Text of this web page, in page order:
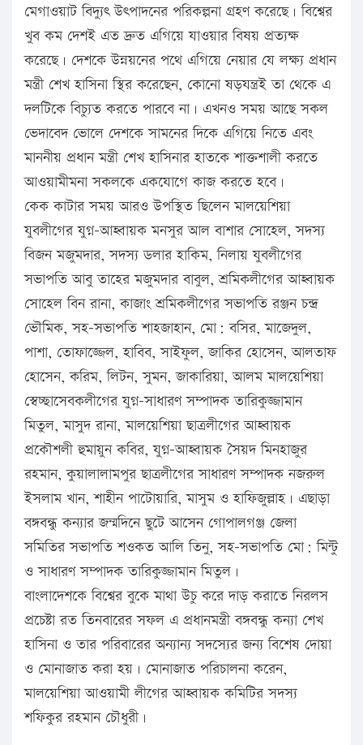
মেগাওয়াট বিদ্যুৎ উৎপাদনের পরিকল্পনা গ্রহণ করেছে। বিশ্বের
খুব কম দেশই এত দ্রুত এগিয়ে যাওয়ার বিষয় প্রত্যক্ষ
করেছে। দেশকে উন্নয়নের পথে এগিয়ে নেয়ার যে লক্ষ্য প্রধান
মন্ত্রী শেখ হাসিনা স্থির করেছেন, কোনো ষড়যন্ত্রই তা থেকে এ
দলটিকে বিচ্যুত করতে পারবে না। এখনও সময় আছে সকল
ভেদাবেদ ভোলে দেশকে সামনের দিকে এগিয়ে নিতে এবং
মাননীয় প্রধান মন্ত্রী শেখ হাসিনার হাতকে শাক্তশালী করতে
আওয়ামীমনা সকলকে একযোগে কাজ করতে হবে।
কেক কাটার সময় আরও উপস্থিত ছিলেন মালয়েশিয়া
যুবলীগের যুগ্ন-আহ্বায়ক মনসুর আল বাশার সোহেল, সদস্য
বিজন মজুমদার, সদস্য ডলার হাকিম, নিলায় যুবলীগের
সভাপতি আবু তাহের মজুমদার বাবুল, শ্রমিকলীগের আহ্বায়ক
সোহেল বিন রানা, কাজাং শ্রমিকলীগের সভাপতি রঞ্জন চন্দ্র
ভৌমিক, সহ-সভাপতি শাহজাহান, মো: বসির, মাজেদুল,
পাশা, তোফাজ্জেল, হাবিব, সাইফুল, জাকির হোসেন, আলতাফ
হোসেন, করিম, লিটন, সুমন, জাকারিয়া, আলম মালয়েশিয়া
স্বেচ্ছাসেবকলীগের যুগ্ন-সাধারণ সম্পাদক তারিকুজ্জামান
মিতুল, মাসুদ রানা, মালয়েশিয়া ছাত্রলীগের আহ্বায়ক
প্রকৌশলী হুমায়ুন কবির, যুগ্ন-আহ্বায়ক সৈয়দ মিনহাজুর
রহমান, কুয়ালালামপুর ছাত্রলীগের সাধারণ সম্পাদক নজরুল
ইসলাম খান, শাহীন পাটোয়ারি, মাসুম ও হাফিজুল্লাহ। এছাড়া
বঙ্গবন্ধু কন্যার জন্মদিনে ছুটে আসেন গোপালগঞ্জ জেলা
সমিতির সভাপতি শওকত আলি তিনু, সহ-সভাপতি মো: মিন্টু
ও সাধারণ সম্পাদক তারিকুজ্জামান মিতুল।
বাংলাদেশকে বিশ্বের বুকে মাথা উচু করে দাড় করাতে নিরলস
প্রচেষ্টা রত তিনবারের সফল এ প্রধানমন্ত্রী বঙ্গবন্ধু কন্যা শেখ
হাসিনা ও তার পরিবারের অন্যান্য সদস্যের জন্য বিশেষ দোয়া
ও মোনাজাত করা হয়। মোনাজাত পরিচালনা করেন,
মালয়েশিয়া আওয়ামী লীগের আহ্বায়ক কমিটির সদস্য
শফিকুর রহমান চৌধুরী।